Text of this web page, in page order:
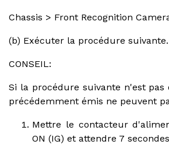
Chassis > Front Recognition
(b) Exécuter la procédure suivante.
CONSEIL:
Si la procédure suivante n'est pas
précédemment émis ne peuvent
Mettre le contacteur
ON (IG) et attendre 7